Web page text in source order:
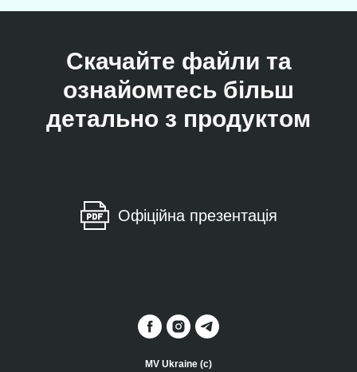
Скачайте файли та
ознайомтесь більш
детально з продуктом
Офіційна презентація
MV Ukraine (c)